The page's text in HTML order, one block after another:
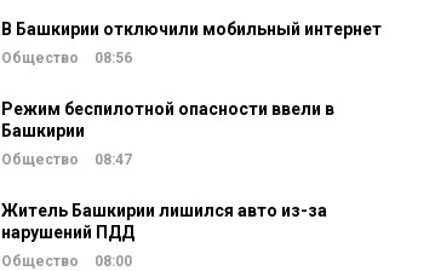
В Башкирии отключили мобильный интернет
Общество 08:56
Режим беспилотной опасности ввели в
Башкирии
Общество 08:47
Житель Башкирии лишился авто из-за
нарушений ПДД
Общество 08:00